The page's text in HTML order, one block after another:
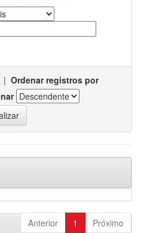
| Ordenar registros por
Anterior 1 Próximo